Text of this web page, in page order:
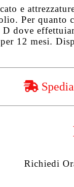
e
Per quanto
D dove
12 mesi.
Richiedi